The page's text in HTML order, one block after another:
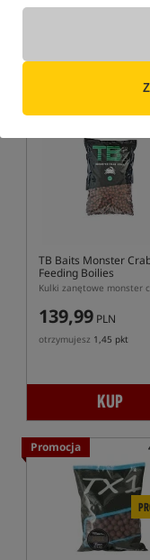
Cena kat.:67,99/ -10%
TB Baits Monster
Feeding Boilies
Kulki zanętowe monster
139,99 PLN
otrzymujesz 1,45 pkt
KUP
Promocja